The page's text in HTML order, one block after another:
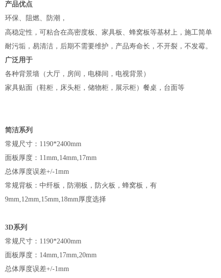
产品优点
环保、阻燃、防潮，
高稳定性，可粘合在高密度板、家具板、蜂窝板等基材上，施工简单
耐污垢，易清洁，后期不需要维护，产品寿命长，不开裂，不发霉。
广泛用于
各种背景墙（大厅，房间，电梯间，电视背景）
家具贴面（鞋柜，床头柜，储物柜，展示柜）餐桌，台面等
简洁系列
常规尺寸： 1190*2400mm
面板厚度： 11mm,14mm,17mm
总体厚度误差+/-1mm
常规背板：中纤板，防潮板，防火板，蜂窝板，有
9mm,12mm,15mm,18mm厚度选择
3D系列
常规尺寸： 1190*2400mm
面板厚度： 14mm,17mm,20mm
总体厚度误差+/-1mm